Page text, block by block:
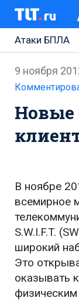
Атаки БПЛА
АВТОВАЗ
Ремонт
Ремонт
Набережная
9 ноября
Новые
В ноябре
всемирное
S.W.I.F.T.
широкий
Это
оказывать